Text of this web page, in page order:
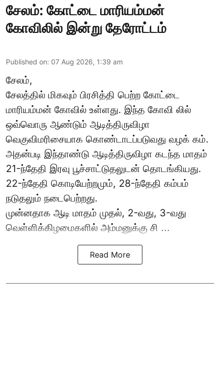
சேலம்: கோட்டை மாரியம்மன்
கோவிலில் இன்று தேரோட்டம்
Published on: 07 Aug 2026, 1:39 am
சேலம்,
சேலத்தில் மிகவும் பிரசித்தி பெற்ற கோட்டை
மாரியம்மன் கோவில் உள்ளது. இந்த கோவி லில்
ஒவ்வொரு ஆண்டும் ஆடித்திருவிழா
வெகுவிமரிசையாக கொண்டாடப்படுவது வழக் கம்.
அதன்படி இந்தாண்டு ஆடித்திருவிழா கடந்த மாதம்
21-ந்தேதி இரவு பூச்சாட்டுதலுடன் தொடங்கியது.
22-ந்தேதி கொடியேற்றமும், 28-ந்தேதி கம்பம்
நடுதலும் நடைபெற்றது.
முன்னதாக ஆடி மாதம் முதல், 2-வது, 3-வது
வெள்ளிக்கிழமைகளில் அம்மனுக்கு சி ...
Read More